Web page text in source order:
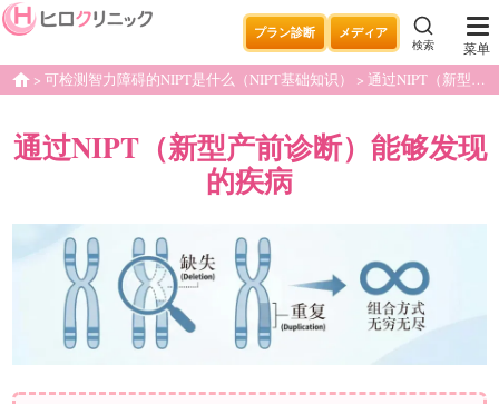
プラン診断 メディア
検索 菜单
home可检测智力障碍的NIPT是什么（NIPT基础知识） 通过NIPT（新型产前诊断）能够发现的疾病
通过NIPT（新型产前诊断）能够发现
的疾病